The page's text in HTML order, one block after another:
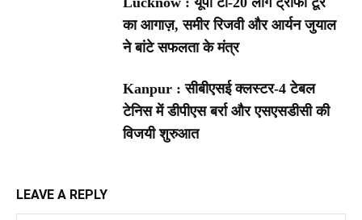
का आगाज़, समीर रिजवी और आर्यन जुयाल
ने बांटे सफलता के मंत्र
Kanpur : सीबीएसई क्लस्टर-4 टेबल
टेनिस में डीपीएस बर्रा और एसएसडीसी की
विजयी शुरुआत
LEAVE A REPLY